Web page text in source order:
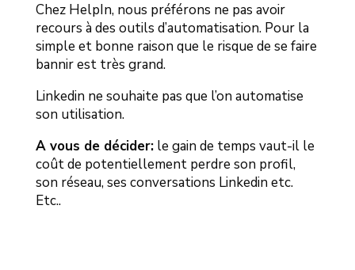
Chez HelpIn, nous préférons ne pas avoir
recours à des outils d’automatisation. Pour la
simple et bonne raison que le risque de se faire
bannir est très grand.
Linkedin ne souhaite pas que l’on automatise
son utilisation.
A vous de décider:le gain de temps vaut-il le
coût de potentiellement perdre son profil,
son réseau, ses conversations Linkedin etc.
Etc..